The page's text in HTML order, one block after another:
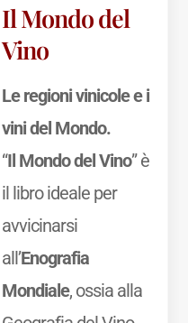
Il Mondo del
Vino
Le regioni vinicole e i
vini del Mondo.
“Il Mondo del Vino” è
il libro ideale per
avvicinarsi
all’Enografia
Mondiale, ossia alla